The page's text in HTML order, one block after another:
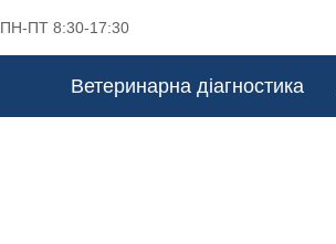
ПН-ПТ 8:30-17:30
Ветеринарна діагностика